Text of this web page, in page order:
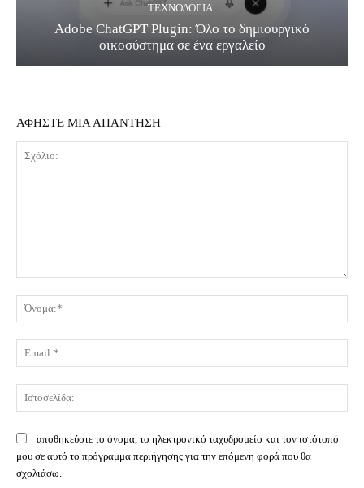
ΤΕΧΝΟΛΟΓΊΑ
Adobe ChatGPT Plugin: Όλο το δημιουργικό
οικοσύστημα σε ένα εργαλείο
ΑΦΗΣΤΕ ΜΙΑ ΑΠΑΝΤΗΣΗ
αποθηκεύστε το όνομα, το ηλεκτρονικό ταχυδρομείο και τον ιστότοπό
μου σε αυτό το πρόγραμμα περιήγησης για την επόμενη φορά που θα
σχολιάσω.